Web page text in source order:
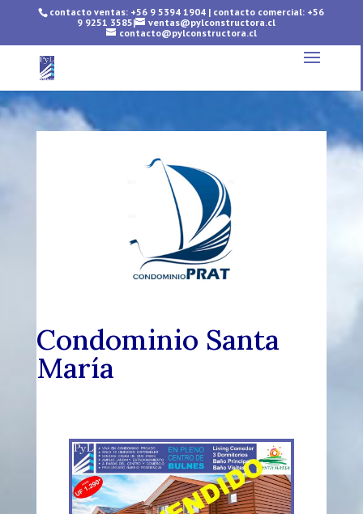
contacto ventas: +56 9 5394 1904 | contacto comercial: +56
9 9251 3585ㅤ|ㅤ
ventas@pylconstructora.cl
contacto@pylconstructora.cl
Condominio Santa
María